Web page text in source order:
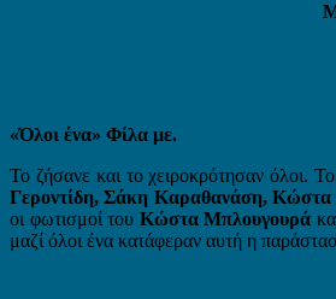
«Όλοι ένα» Φίλα με.
Το ζήσανε και το χειροκρότησαν όλοι.
Γεροντίδη, Σάκη Καραθανάση,
οι φωτισμοί του Κώστα Μπλουγουρά
μαζί όλοι ένα κατάφεραν αυτή η